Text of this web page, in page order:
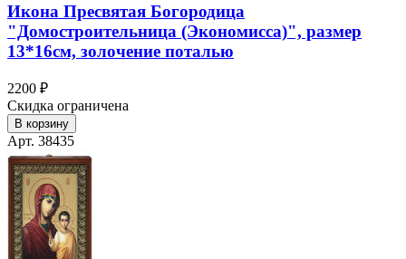
Икона Пресвятая Богородица
"Домостроительница (Экономисса)", размер
13*16см, золочение поталью
2200 ₽
Скидка ограничена
В корзину
Арт. 38435